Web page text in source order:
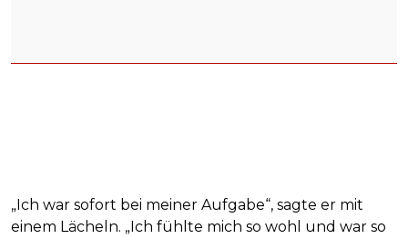
„Ich war sofort bei meiner Aufgabe“, sagte er mit
einem Lächeln. „Ich fühlte mich so wohl und war so